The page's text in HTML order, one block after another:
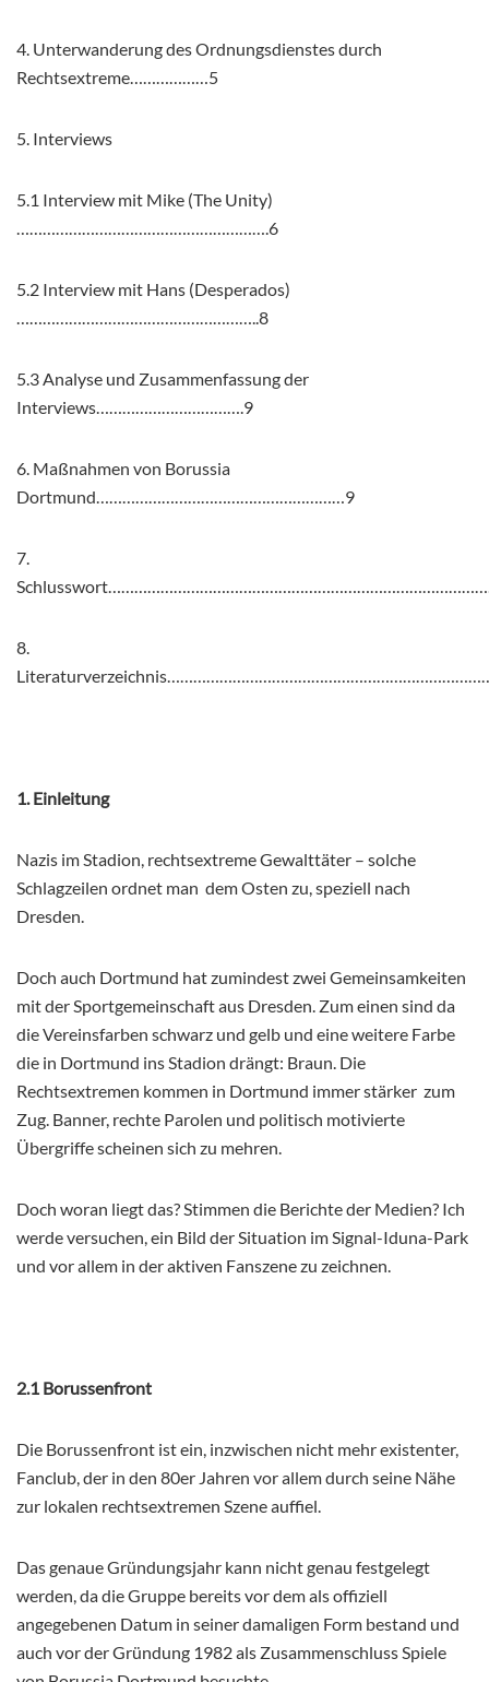
4. Unterwanderung des Ordnungsdienstes durch
Rechtsextreme………………5
5. Interviews
5.1 Interview mit Mike (The Unity)
………………………………………………….6
5.2 Interview mit Hans (Desperados)
………………………………………………..8
5.3 Analyse und Zusammenfassung der
Interviews…………………………….9
6. Maßnahmen von Borussia
Dortmund…………………………………………………9
7.
8.
1. Einleitung
Nazis im Stadion, rechtsextreme Gewalttäter – solche
Schlagzeilen ordnet man dem Osten zu, speziell nach
Dresden.
Doch auch Dortmund hat zumindest zwei Gemeinsamkeiten
mit der Sportgemeinschaft aus Dresden. Zum einen sind da
die Vereinsfarben schwarz und gelb und eine weitere Farbe
die in Dortmund ins Stadion drängt: Braun. Die
Rechtsextremen kommen in Dortmund immer stärker zum
Zug. Banner, rechte Parolen und politisch motivierte
Übergriffe scheinen sich zu mehren.
Doch woran liegt das? Stimmen die Berichte der Medien? Ich
werde versuchen, ein Bild der Situation im Signal-Iduna-Park
und vor allem in der aktiven Fanszene zu zeichnen.
2.1 Borussenfront
Die Borussenfront ist ein, inzwischen nicht mehr existenter,
Fanclub, der in den 80er Jahren vor allem durch seine Nähe
zur lokalen rechtsextremen Szene auffiel.
Das genaue Gründungsjahr kann nicht genau festgelegt
werden, da die Gruppe bereits vor dem als offiziell
angegebenen Datum in seiner damaligen Form bestand und
auch vor der Gründung 1982 als Zusammenschluss Spiele